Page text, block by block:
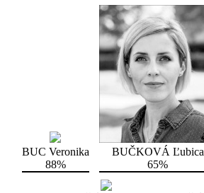
BUC Veronika
88%
BUČKOVÁ Ľubica
65%